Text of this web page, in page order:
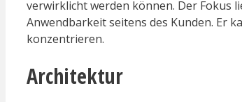
verwirklicht werden können. Der Fokus
Anwendbarkeit seitens des Kunden. Er
konzentrieren.
Architektur